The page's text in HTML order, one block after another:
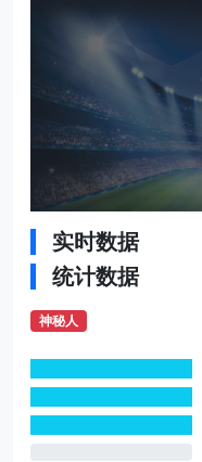
实时数据
统计数据
神秘人